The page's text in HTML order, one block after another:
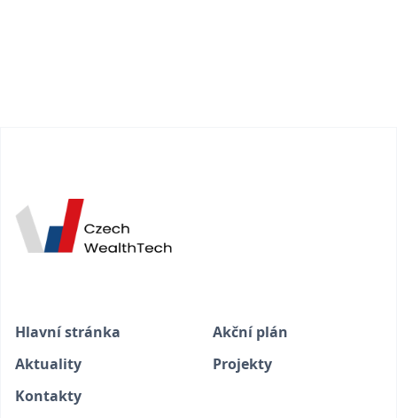
Hlavní stránka
Akční plán
Aktuality
Projekty
Kontakty